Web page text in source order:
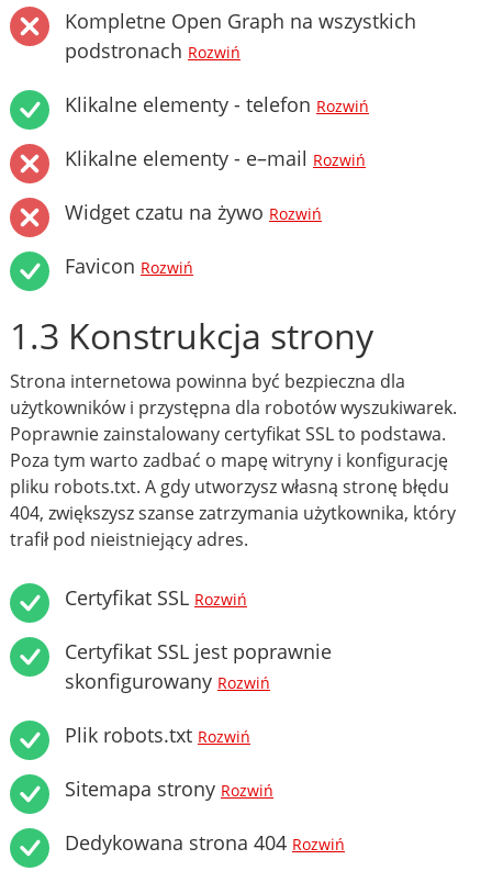
Kompletne Open Graph na wszystkich
podstronach Rozwiń
Klikalne elementy - telefon Rozwiń
Klikalne elementy - e–mail Rozwiń
Widget czatu na żywo Rozwiń
Favicon Rozwiń
1.3 Konstrukcja strony
Strona internetowa powinna być bezpieczna dla
użytkowników i przystępna dla robotów wyszukiwarek.
Poprawnie zainstalowany certyfikat SSL to podstawa.
Poza tym warto zadbać o mapę witryny i konfigurację
pliku robots.txt. A gdy utworzysz własną stronę błędu
404, zwiększysz szanse zatrzymania użytkownika, który
trafił pod nieistniejący adres.
Certyfikat SSL Rozwiń
Certyfikat SSL jest poprawnie
skonfigurowany Rozwiń
Plik robots.txt Rozwiń
Sitemapa strony Rozwiń
Dedykowana strona 404 Rozwiń